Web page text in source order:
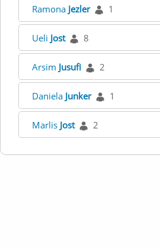
Ramona Jezler 1
Ueli Jost 8
Arsim Jusufi 2
Daniela Junker 1
Marlis Jost 2